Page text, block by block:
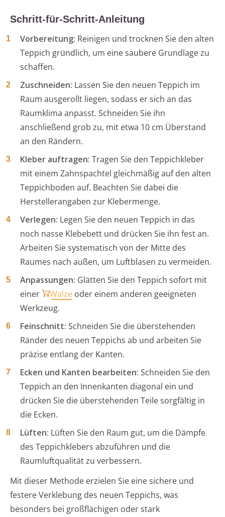
Schritt-für-Schritt-Anleitung
Vorbereitung: Reinigen und trocknen Sie den alten
Teppich gründlich, um eine saubere Grundlage zu
schaffen.
Zuschneiden: Lassen Sie den neuen Teppich im
Raum ausgerollt liegen, sodass er sich an das
Raumklima anpasst. Schneiden Sie ihn
anschließend grob zu, mit etwa 10 cm Überstand
an den Rändern.
Kleber auftragen: Tragen Sie den Teppichkleber
mit einem Zahnspachtel gleichmäßig auf den alten
Teppichboden auf. Beachten Sie dabei die
Herstellerangaben zur Klebermenge.
Verlegen: Legen Sie den neuen Teppich in das
noch nasse Klebebett und drücken Sie ihn fest an.
Arbeiten Sie systematisch von der Mitte des
Raumes nach außen, um Luftblasen zu vermeiden.
Anpassungen: Glätten Sie den Teppich sofort mit
einer
Walze oder einem anderen geeigneten
Werkzeug.
Feinschnitt: Schneiden Sie die überstehenden
Ränder des neuen Teppichs ab und arbeiten Sie
präzise entlang der Kanten.
Ecken und Kanten bearbeiten: Schneiden Sie den
Teppich an den Innenkanten diagonal ein und
drücken Sie die überstehenden Teile sorgfältig in
die Ecken.
Lüften: Lüften Sie den Raum gut, um die Dämpfe
des Teppichklebers abzuführen und die
Raumluftqualität zu verbessern.
Mit dieser Methode erzielen Sie eine sichere und
festere Verklebung des neuen Teppichs, was
besonders bei großflächigen oder stark